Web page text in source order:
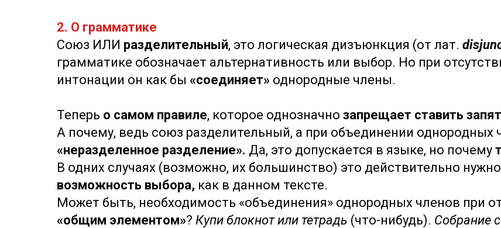
2. О грамматике
Союз ИЛИ разделительный, это логическая дизъюнкция (от лат.
грамматике обозначает альтернативность или выбор. Но при
интонации он как бы «соединяет» однородные члены.
Теперь о самом правиле, которое однозначно запрещает ставить
А почему, ведь союз разделительный, а при объединении
«неразделенное разделение». Да, это допускается в языке, но почему
В одних случаях (возможно, их большинство) это действительно
возможность выбора, как в данном тексте.
Может быть, необходимость «объединения» однородных членов при
«общим элементом»? Купи блокнот или тетрадь (что-нибудь). Собрание